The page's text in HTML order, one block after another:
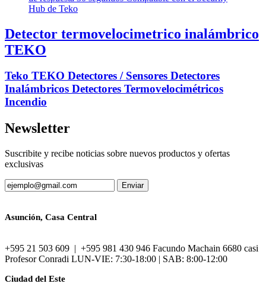
Detector termovelocimetrico inalámbrico
TEKO
Teko TEKO Detectores / Sensores Detectores
Inalámbricos Detectores Termovelocimétricos
Incendio
Newsletter
Suscribite y recibe noticias sobre nuevos productos y ofertas
exclusivas
Asunción, Casa Central
+595 21 503 609 | +595 981 430 946 Facundo Machain 6680 casi
Profesor Conradi LUN-VIE: 7:30-18:00 | SAB: 8:00-12:00
Ciudad del Este